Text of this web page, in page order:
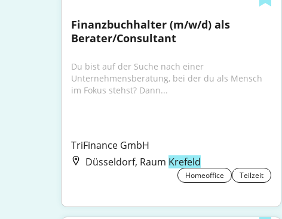
Finanzbuchhalter (m/w/d) als
Berater/Consultant
Du bist auf der Suche nach einer
Unternehmensberatung, bei der du als Mensch
im Fokus stehst? Dann...
TriFinance GmbH
Düsseldorf, Raum Krefeld
Homeoffice Teilzeit